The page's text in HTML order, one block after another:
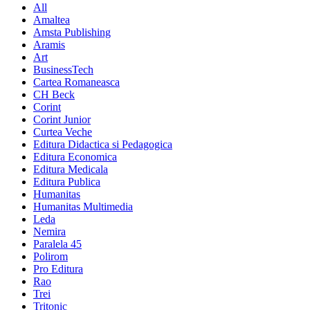
All
Amaltea
Amsta Publishing
Aramis
Art
BusinessTech
Cartea Romaneasca
CH Beck
Corint
Corint Junior
Curtea Veche
Editura Didactica si Pedagogica
Editura Economica
Editura Medicala
Editura Publica
Humanitas
Humanitas Multimedia
Leda
Nemira
Paralela 45
Polirom
Pro Editura
Rao
Trei
Tritonic